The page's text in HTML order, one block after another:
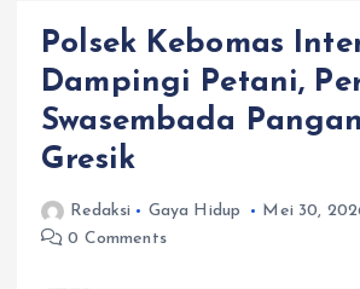
Polsek Kebomas
Dampingi Petani,
Swasembada
Gresik
Redaksi Gaya Hidup
Mei 30,
0 Comments